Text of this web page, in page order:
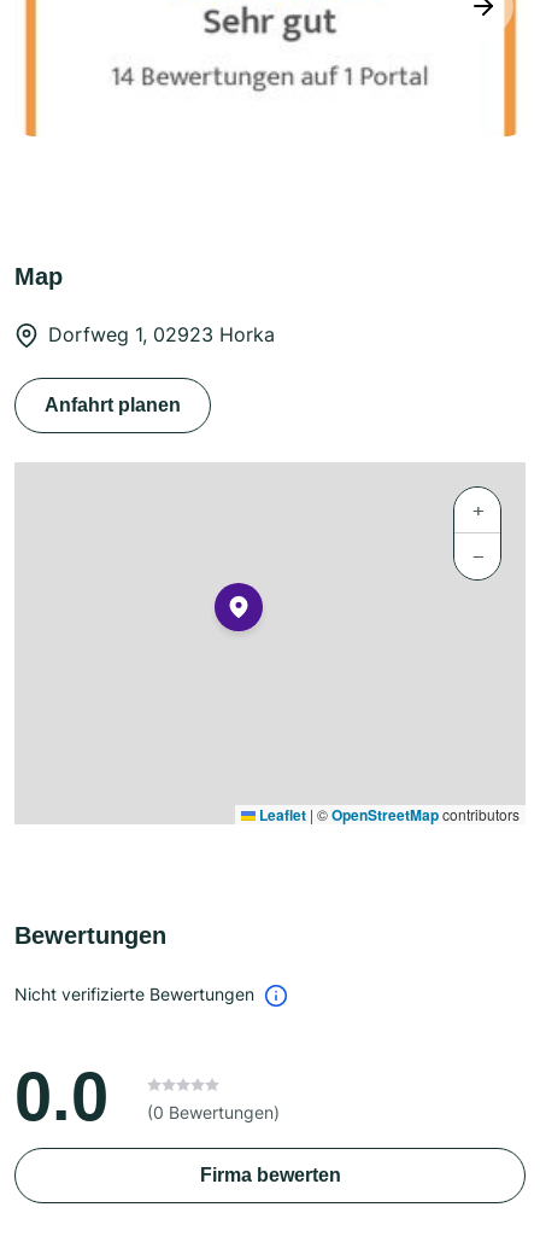
next
Map
Dorfweg 1, 02923 Horka
Anfahrt planen
+
−
Leaflet | ©OpenStreetMapcontributors
Bewertungen
Nicht verifizierte Bewertungen
0.0 (0 Bewertungen)
Firma bewerten